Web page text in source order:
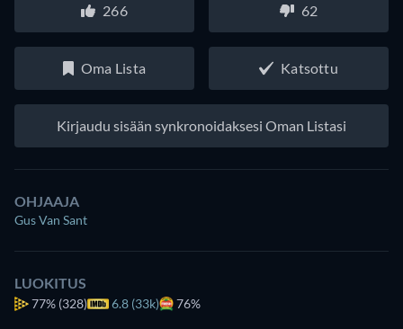
266 62
Oma Lista Katsottu
Kirjaudu sisään synkronoidaksesi Oman Listasi
OHJAAJA
Gus Van Sant
LUOKITUS
77% (328) 6.8 (33k) 76%